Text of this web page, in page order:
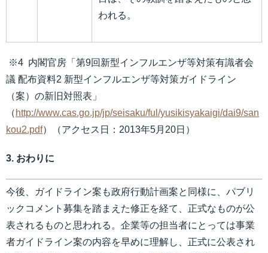
われる。
※4 内閣官房「第9回新型インフルエンザ等対策有識者会
議 配布資料2 新型インフルエンザ等対策ガイドライン
（案）の新旧対照表」
（ http://www.cas.go.jp/jp/seisaku/ful/yusikisyakaigi/dai9/san
kou2.pdf）（アクセス日：2013年5月20日）
3. おわりに
今後、ガイドライン案も政府行動計画案と同様に、パブリ
ックコメント募集を踏まえた修正を経て、正式なものが公
表されるものと思われる。企業等の担当者にとっては事業
者ガイドライン案の内容を早めに理解し、正式に公表され